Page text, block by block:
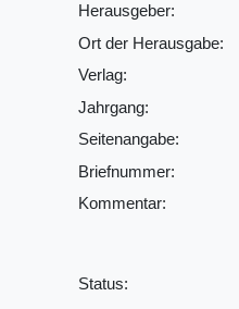
Herausgeber:
Ort der Herausgabe:
Verlag:
Jahrgang:
Seitenangabe:
Briefnummer:
Kommentar:
Status: